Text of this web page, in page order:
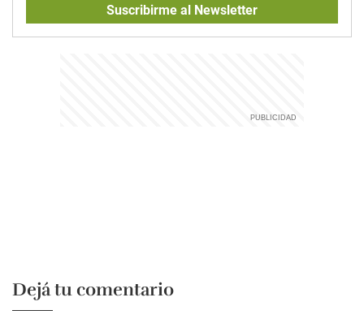
Suscribirme al Newsletter
Dejá tu comentario